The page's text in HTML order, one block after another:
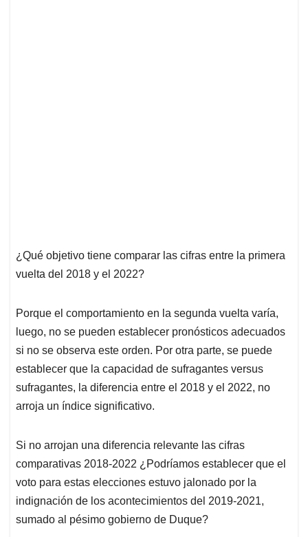
¿Qué objetivo tiene comparar las cifras entre la primera
vuelta del 2018 y el 2022?
Porque el comportamiento en la segunda vuelta varía,
luego, no se pueden establecer pronósticos adecuados
si no se observa este orden. Por otra parte, se puede
establecer que la capacidad de sufragantes versus
sufragantes, la diferencia entre el 2018 y el 2022, no
arroja un índice significativo.
Si no arrojan una diferencia relevante las cifras
comparativas 2018-2022 ¿Podríamos establecer que el
voto para estas elecciones estuvo jalonado por la
indignación de los acontecimientos del 2019-2021,
sumado al pésimo gobierno de Duque?